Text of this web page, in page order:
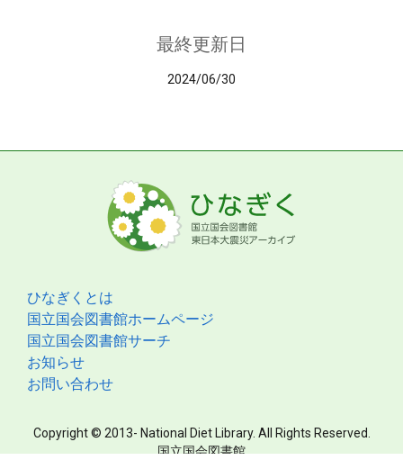
最終更新日
2024/06/30
ひなぎくとは
国立国会図書館ホームページ
国立国会図書館サーチ
お知らせ
お問い合わせ
Copyright © 2013- National Diet Library. All Rights Reserved.